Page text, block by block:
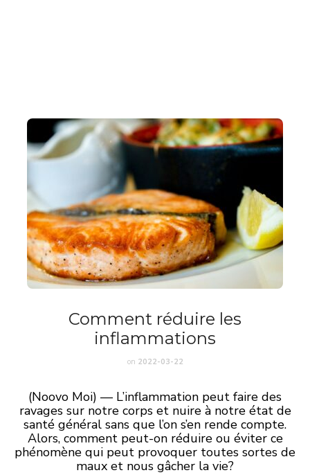
Comment réduire les
inflammations
on 2022-03-22
(Noovo Moi) — L’inflammation peut faire des
ravages sur notre corps et nuire à notre état de
santé général sans que l’on s’en rende compte.
Alors, comment peut-on réduire ou éviter ce
phénomène qui peut provoquer toutes sortes de
maux et nous gâcher la vie?